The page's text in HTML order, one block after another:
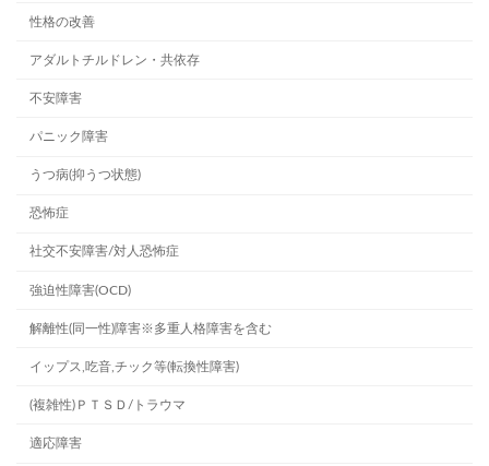
性格の改善
アダルトチルドレン・共依存
不安障害
パニック障害
うつ病(抑うつ状態)
恐怖症
社交不安障害/対人恐怖症
強迫性障害(OCD)
解離性(同一性)障害※多重人格障害を含む
イップス,吃音,チック等(転換性障害)
(複雑性)ＰＴＳＤ/トラウマ
適応障害